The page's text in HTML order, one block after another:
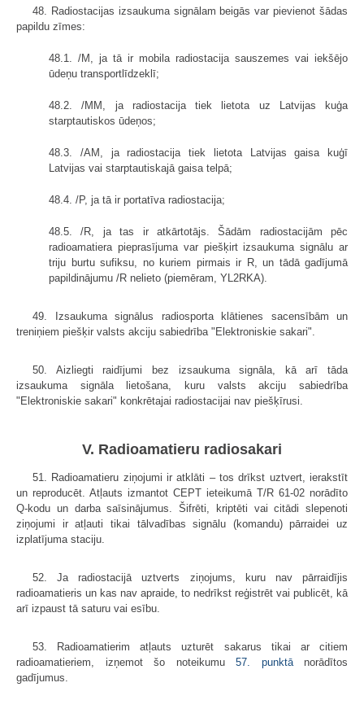
48. Radiostacijas izsaukuma signālam beigās var pievienot šādas
papildu zīmes:
48.1. /M, ja tā ir mobila radiostacija sauszemes vai iekšējo
ūdeņu transportlīdzeklī;
48.2. /MM, ja radiostacija tiek lietota uz Latvijas kuģa
starptautiskos ūdeņos;
48.3. /AM, ja radiostacija tiek lietota Latvijas gaisa kuģī
Latvijas vai starptautiskajā gaisa telpā;
48.4. /P, ja tā ir portatīva radiostacija;
48.5. /R, ja tas ir atkārtotājs. Šādām radiostacijām pēc
radioamatiera pieprasījuma var piešķirt izsaukuma signālu ar
triju burtu sufiksu, no kuriem pirmais ir R, un tādā gadījumā
papildinājumu /R nelieto (piemēram, YL2RKA).
49. Izsaukuma signālus radiosporta klātienes sacensībām un
treniņiem piešķir valsts akciju sabiedrība "Elektroniskie sakari".
50. Aizliegti raidījumi bez izsaukuma signāla, kā arī tāda
izsaukuma signāla lietošana, kuru valsts akciju sabiedrība
"Elektroniskie sakari" konkrētajai radiostacijai nav piešķīrusi.
V. Radioamatieru radiosakari
51. Radioamatieru ziņojumi ir atklāti – tos drīkst uztvert, ierakstīt
un reproducēt. Atļauts izmantot CEPT ieteikumā T/R 61-02 norādīto
Q-kodu un darba saīsinājumus. Šifrēti, kriptēti vai citādi slepenoti
ziņojumi ir atļauti tikai tālvadības signālu (komandu) pārraidei uz
izplatījuma staciju.
52. Ja radiostacijā uztverts ziņojums, kuru nav pārraidījis
radioamatieris un kas nav apraide, to nedrīkst reģistrēt vai publicēt, kā
arī izpaust tā saturu vai esību.
53. Radioamatierim atļauts uzturēt sakarus tikai ar citiem
radioamatieriem, izņemot šo noteikumu 57. punktānorādītos
gadījumus.